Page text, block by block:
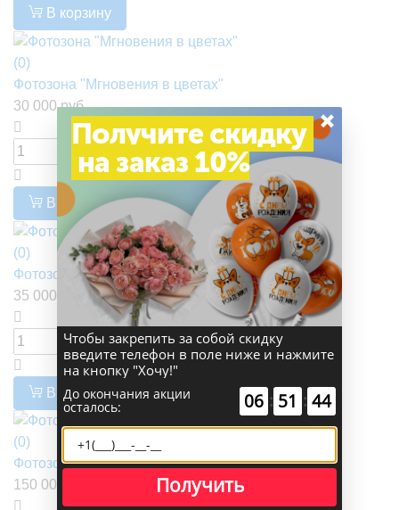
В корзину
(0)
Фотозона "Мгновения в цветах"
30 000 руб.
В корзину
(0)
Фотозона "Самый нежный секрет"
35 000 руб.
В корзину
(0)
Фотозона "Галерея"
150 000 руб.
Получите скидку
на заказ 10%
×
Чтобы закрепить за собой скидку
введите телефон в поле ниже и нажмите
на кнопку "Хочу!"
До окончания акции
осталось: 00 : 00 : 58
Получить